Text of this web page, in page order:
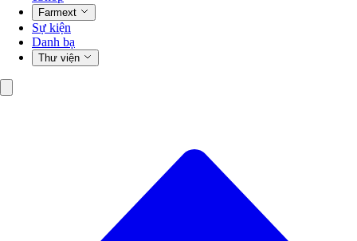
Farmext
Sự kiện
Danh bạ
Thư viện